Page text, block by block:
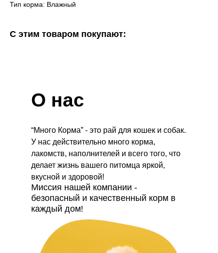
Тип корма: Влажный
С этим товаром покупают:
“Много Корма” - это рай для кошек и собак.
У нас действительно много корма,
лакомств, наполнителей и всего того, что
делает жизнь вашего питомца яркой,
вкусной и здоровой!
Миссия нашей компании -
безопасный и качественный корм в
каждый дом!
О нас